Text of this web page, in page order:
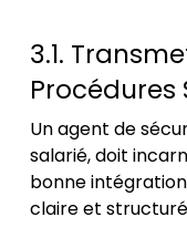
3.1.
Procédures
Un agent de
salarié, doit
bonne
claire et